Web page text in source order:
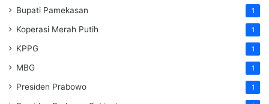
Bupati Pamekasan 1
Koperasi Merah Putih 1
KPPG 1
MBG 1
Presiden Prabowo 1